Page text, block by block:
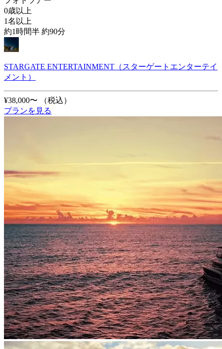
0歳以上
1名以上
約1時間半 約90分
STARGATE ENTERTAINMENT（スターゲートエンターテイ
メント）
¥38,000〜
（税込）
プランを見る